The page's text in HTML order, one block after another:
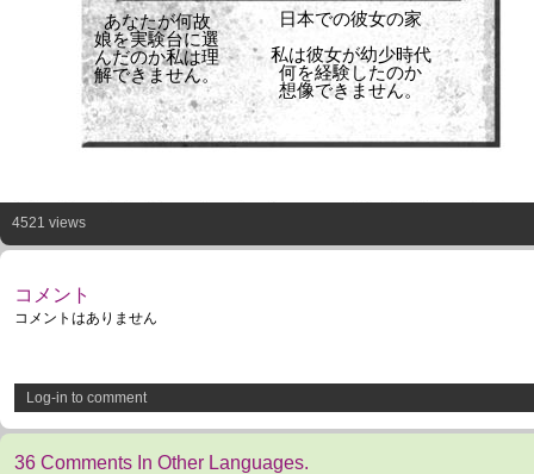
あなたが何故
娘を実験台に選
んだのか私は理
解できません。
日本での彼女の家
私は彼女が幼少時代
何を経験したのか
想像できません。
4521 views
コメント
コメントはありません
Log-in to comment
36 Comments In Other Languages.